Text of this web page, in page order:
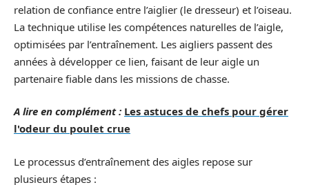
relation de confiance entre l’aiglier (le dresseur) et l’oiseau.
La technique utilise les compétences naturelles de l’aigle,
optimisées par l’entraînement. Les aigliers passent des
années à développer ce lien, faisant de leur aigle un
partenaire fiable dans les missions de chasse.
A lire en complément : Les astuces de chefs pour gérer
l'odeur du poulet crue
Le processus d’entraînement des aigles repose sur
plusieurs étapes :